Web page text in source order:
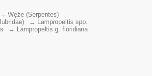
→ Węże (Serpentes)
→ Lampropeltis spp.
→ Lampropeltis g. floridiana